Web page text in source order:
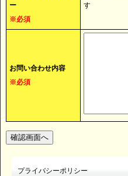
ー
※必須
す
お問い合わせ内容
※必須
プライバシーポリシー